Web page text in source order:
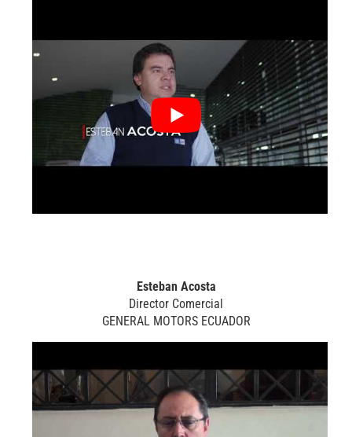
Esteban Acosta
Director Comercial
GENERAL MOTORS ECUADOR